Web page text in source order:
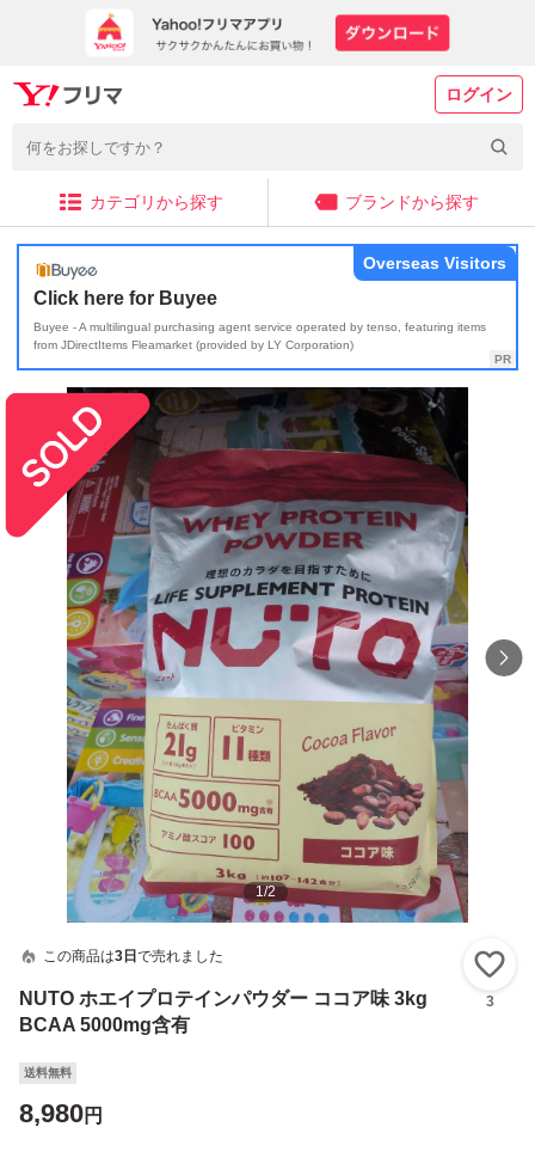
ログイン
カテゴリから探す ブランドから探す
Click here for Buyee
Buyee - A multilingual purchasing agent service operated by tenso, featuring items
from JDirectItems Fleamarket (provided by LY Corporation)
Overseas Visitors
1/2
この商品は3日 で売れました
NUTO ホエイプロテインパウダー ココア味 3kg
BCAA 5000mg含有
3
送料無料
8,980円